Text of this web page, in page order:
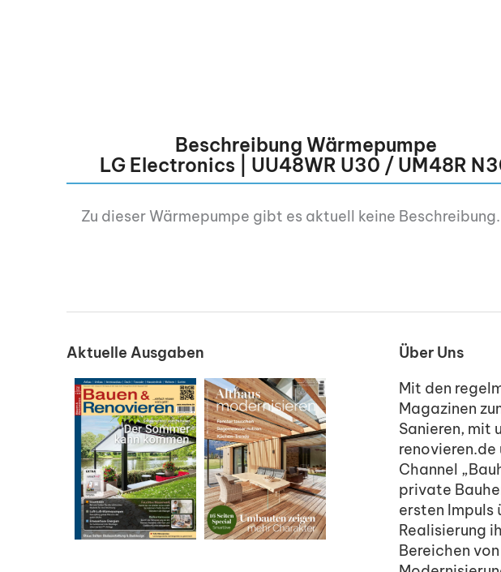
Beschreibung Wärmepumpe
LG Electronics | UU48WR U30 / UM48R
Zu dieser Wärmepumpe gibt es aktuell keine Beschreibung.
Aktuelle Ausgaben
Über Uns
Mit den
Magazinen
Sanieren, mit
renovieren.de
Channel
private
ersten Impuls
Realisierung
Bereichen